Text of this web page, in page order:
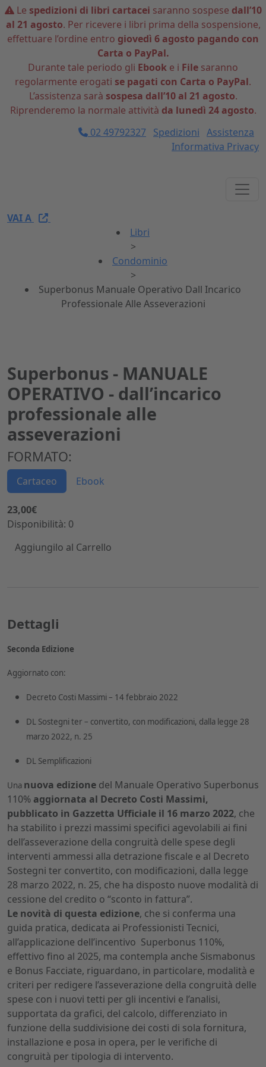
Le spedizioni di libri cartacei saranno sospese dall’10
al 21 agosto. Per ricevere i libri prima della sospensione,
effettuare l’ordine entro giovedì 6 agosto pagando con
Carta o PayPal.
Durante tale periodo gli Ebook e i File saranno
regolarmente erogati se pagati con Carta o PayPal.
L’assistenza sarà sospesa dall’10 al 21 agosto.
Riprenderemo la normale attività da lunedì 24 agosto.
02 49792327 Spedizioni Assistenza
Informativa Privacy
VAI A
Libri
>
Condominio
>
Superbonus Manuale Operativo Dall Incarico
Professionale Alle Asseverazioni
Superbonus - MANUALE
OPERATIVO - dall’incarico
professionale alle
asseverazioni
FORMATO:
Cartaceo Ebook
23,00€
Disponibilità: 0
Aggiungilo al Carrello
Dettagli
Seconda Edizione
Aggiornato con:
Decreto Costi Massimi – 14 febbraio 2022
DL Sostegni ter – convertito, con modificazioni, dalla legge 28
marzo 2022, n. 25
DL Semplificazioni
Una nuova edizione del Manuale Operativo Superbonus
110% aggiornata al Decreto Costi Massimi,
pubblicato in Gazzetta Ufficiale il 16 marzo 2022, che
ha stabilito i prezzi massimi specifici agevolabili ai fini
dell’asseverazione della congruità delle spese degli
interventi ammessi alla detrazione fiscale e al Decreto
Sostegni ter convertito, con modificazioni, dalla legge
28 marzo 2022, n. 25, che ha disposto nuove modalità di
cessione del credito o “sconto in fattura”.
Le novità di questa edizione, che si conferma una
guida pratica, dedicata ai Professionisti Tecnici,
all’applicazione dell’incentivo Superbonus 110%,
effettivo fino al 2025, ma contempla anche Sismabonus
e Bonus Facciate, riguardano, in particolare, modalità e
criteri per redigere l’asseverazione della congruità delle
spese con i nuovi tetti per gli incentivi e l’analisi,
supportata da grafici, del calcolo, differenziato in
funzione della suddivisione dei costi di sola fornitura,
installazione e posa in opera, per le verifiche di
congruità per tipologia di intervento.